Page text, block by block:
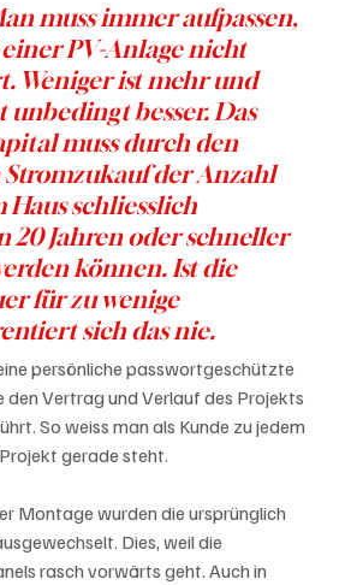
muss immer aufpassen,
einer PV-Anlage nicht
Weniger ist mehr und
unbedingt besser. Das
muss durch den
der Anzahl
schliesslich
20 Jahren oder schneller
können. Ist die
für zu wenige
sich das nie.
persönliche passwortgeschützte
den Vertrag und Verlauf des Projekts
So weiss man als Kunde zu jedem
gerade steht.
Montage wurden die ursprünglich
Dies, weil die
rasch vorwärts geht. Auch in